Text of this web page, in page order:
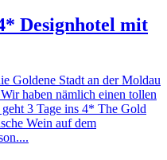
Designhotel mit
Goldene Stadt an der Moldau
haben nämlich einen tollen
3 Tage ins 4* The Gold
Wein auf dem